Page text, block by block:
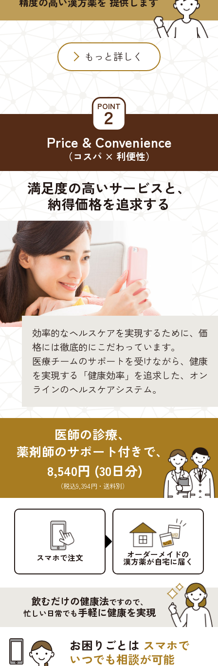
もっと詳しく
POINT
２
Price & Convenience
（コスパ × 利便性）
満足度の高いサービスと、
納得価格を追求する
効率的なヘルスケアを実現するために、価
格には徹底的にこだわっています。
医療チームのサポートを受けながら、健康
を実現する「健康効率」を追求した、オン
ラインのヘルスケアシステム。
医師の診療、
薬剤師のサポート付きで、
8,540円 (30日分)
（税込9,394円・送料別）
スマホで注文 オーダーメイドの
漢方薬が自宅に届く
飲むだけの健康法ですので、
忙しい日常でも手軽に健康を実現
お困りごとは スマホで
いつでも相談が可能